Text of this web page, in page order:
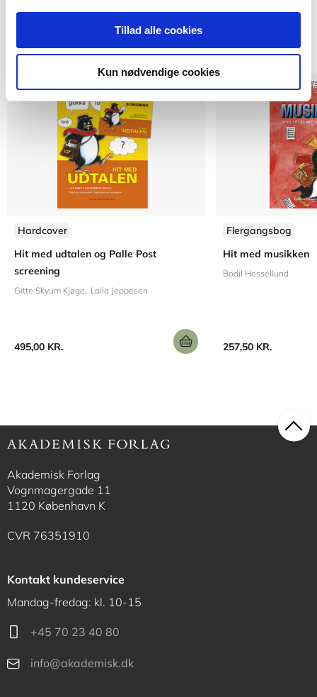
Tillad alle cookies
Kun nødvendige cookies
Titler i serien
Hardcover
Hit med udtalen og Palle Post
screening
Gitte Skyum Kjøge Laila Jeppesen
495,00 KR.
Flergangsbog
Hit med musikken
Bodil Hessellund
257,50 KR.
Akademisk Forlag
Vognmagergade 11
1120 København K
CVR 76351910
Kontakt kundeservice
Mandag-fredag: kl. 10-15
+45 70 23 40 80
info@akademisk.dk